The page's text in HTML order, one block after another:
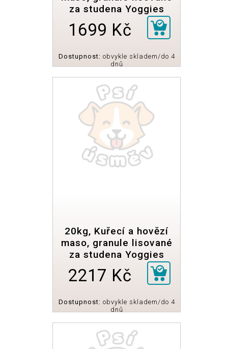
za studena Yoggies
1699 Kč
Dostupnost: obvykle skladem/do 4
dnů
20kg, Kuřecí a hovězí
maso, granule lisované
za studena Yoggies
2217 Kč
Dostupnost: obvykle skladem/do 4
dnů